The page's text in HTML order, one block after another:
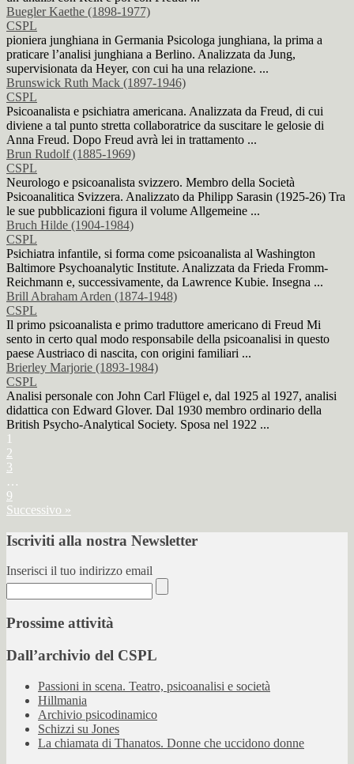
Buegler Kaethe (1898-1977)
CSPL
pioniera junghiana in Germania Psicologa junghiana, la prima a
praticare l’analisi junghiana a Berlino. Analizzata da Jung,
supervisionata da Heyer, con cui ha una relazione. ...
Brunswick Ruth Mack (1897-1946)
CSPL
Psicoanalista e psichiatra americana. Analizzata da Freud, di cui
diviene a tal punto stretta collaboratrice da suscitare le gelosie di
Anna Freud. Dopo Freud avrà lei in trattamento ...
Brun Rudolf (1885-1969)
CSPL
Neurologo e psicoanalista svizzero. Membro della Società
Psicoanalitica Svizzera. Analizzato da Philipp Sarasin (1925-26) Tra
le sue pubblicazioni figura il volume Allgemeine ...
Bruch Hilde (1904-1984)
CSPL
Psichiatra infantile, si forma come psicoanalista al Washington
Baltimore Psychoanalytic Institute. Analizzata da Frieda Fromm-
Reichmann e, successivamente, da Lawrence Kubie. Insegna ...
Brill Abraham Arden (1874-1948)
CSPL
Il primo psicoanalista e primo traduttore americano di Freud Mi
sento in certo qual modo responsabile della psicoanalisi in questo
paese Austriaco di nascita, con origini familiari ...
Brierley Marjorie (1893-1984)
CSPL
Analisi personale con John Carl Flügel e, dal 1925 al 1927, analisi
didattica con Edward Glover. Dal 1930 membro ordinario della
British Psycho-Analytical Society. Sposa nel 1922 ...
1
2
3
…
9
Successivo »
Iscriviti alla nostra Newsletter
Inserisci il tuo indirizzo email
Prossime attività
Dall’archivio del CSPL
Passioni in scena. Teatro, psicoanalisi e società
Hillmania
Archivio psicodinamico
Schizzi su Jones
La chiamata di Thanatos. Donne che uccidono donne